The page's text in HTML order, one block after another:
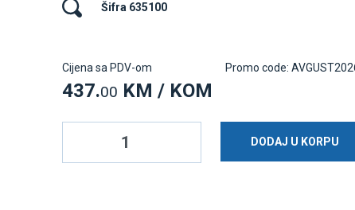
Šifra 635100
Cijena sa PDV-om
437.00 KM / KOM
Promo code:
DODAJ U KORPU